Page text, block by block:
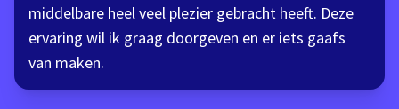
middelbare heel veel plezier gebracht heeft. Deze
ervaring wil ik graag doorgeven en er iets gaafs
van maken.